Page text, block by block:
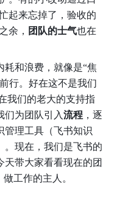
起来忘掉了，验收的
之余， 团队的士气也在
耗和浪费，就像是“焦
行。好在这不是我们
我们的老大的支持指
们为团队引入流程，逐
管理工具（飞书知识
。现在，我们是飞书的
天带大家看看现在的团
工作的主人。